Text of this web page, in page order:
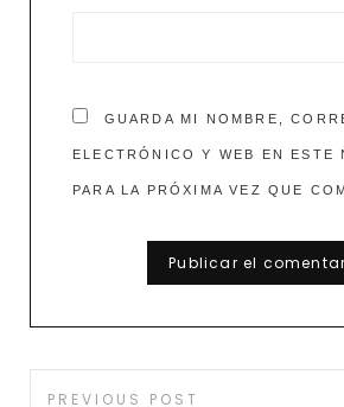
GUARDA MI NOMBRE,
ELECTRÓNICO Y WEB EN ESTE
PARA LA PRÓXIMA VEZ QUE
Navegación
Previous
PREVIOUS POST